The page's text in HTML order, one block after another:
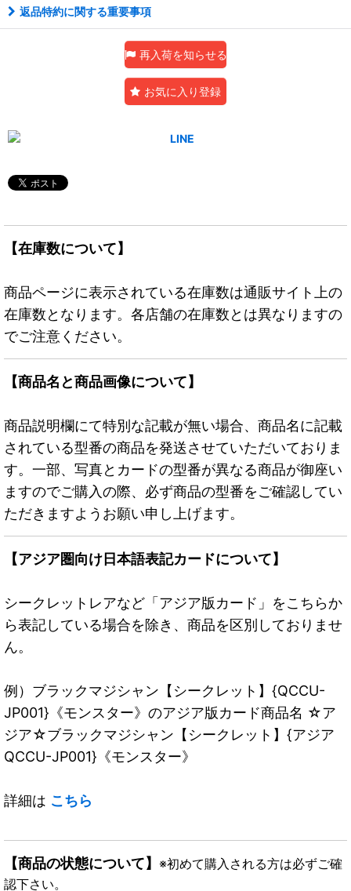
返品特約に関する重要事項
再入荷を知らせる
お気に入り登録
【在庫数について】
商品ページに表示されている在庫数は通販サイト上の
在庫数となります。各店舗の在庫数とは異なりますの
でご注意ください。
【商品名と商品画像について】
商品説明欄にて特別な記載が無い場合、商品名に記載
されている型番の商品を発送させていただいておりま
す。一部、写真とカードの型番が異なる商品が御座い
ますのでご購入の際、必ず商品の型番をご確認してい
ただきますようお願い申し上げます。
【アジア圏向け日本語表記カードについて】
シークレットレアなど「アジア版カード」をこちらか
ら表記している場合を除き、商品を区別しておりませ
ん。
例）ブラックマジシャン【シークレット】{QCCU-
JP001}《モンスター》のアジア版カード商品名 ☆ア
ジア☆ブラックマジシャン【シークレット】{アジア
QCCU-JP001}《モンスター》
詳細は こちら
【商品の状態について】 ※初めて購入される方は必ずご確
認下さい。